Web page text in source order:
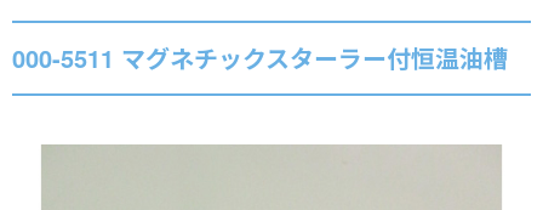
000-5511 マグネチックスターラー付恒温油槽